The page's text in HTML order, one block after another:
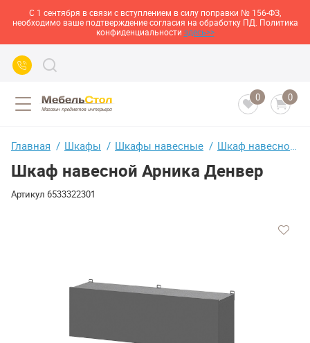
С 1 сентября в связи с вступлением в силу поправки № 156-ФЗ,
необходимо ваше подтверждение согласия на обработку ПД. Политика
конфиденциальности здесь>>
0 0
Главная Шкафы Шкафы навесные Шкаф навесной Арника Денвер
Шкаф навесной Арника Денвер
Артикул 6533322301